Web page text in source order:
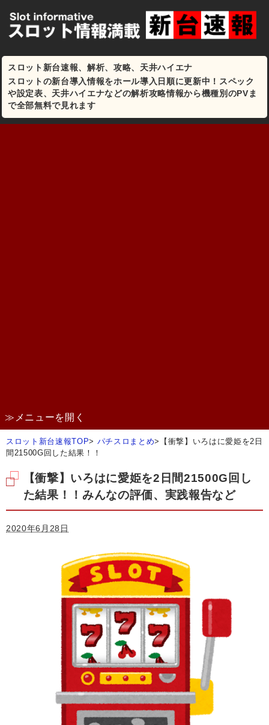
スロット新台速報、解析、攻略、天井ハイエナ
スロットの新台導入情報をホール導入日順に更新中！スペック
や設定表、天井ハイエナなどの解析攻略情報から機種別のPVま
で全部無料で見れます
≫メニューを開く
スロット新台速報TOP> パチスロまとめ>
【衝撃】いろはに愛姫を2日
間21500G回した結果！！
【衝撃】いろはに愛姫を2日間21500G回し
た結果！！みんなの評価、実践報告など
2020年6月28日